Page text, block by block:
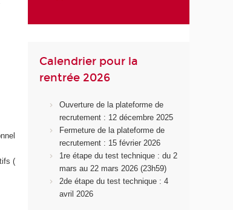
(
Calendrier pour la
rentrée 2026
Ouverture de la plateforme de
recrutement : 12 décembre 2025
Fermeture de la plateforme de
recrutement : 15 février 2026
1re étape du test technique : du 2
mars au 22 mars 2026 (23h59)
2de étape du test technique : 4
avril 2026